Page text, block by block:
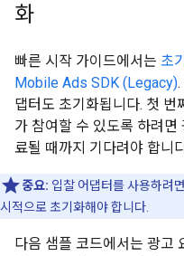
화
빠른 시작 가이드에서는 초
Mobile Ads SDK (Legacy).
댑터도 초기화됩니다. 첫 번
가 참여할 수 있도록 하려
료될 때까지 기다려야 합니
중요: 입찰 어댑터를 사용하려면
시적으로 초기화해야 합니다.
다음 샘플 코드에서는 광고